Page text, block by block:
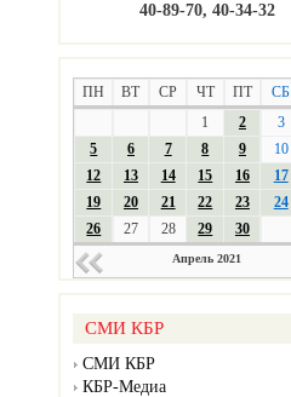
40-89-70, 40-34-32
ПН ВТ СР ЧТ ПТ СБ
1
2 3
5
6 7 8 9 10
12
13 14 15 16 17
19
20 21 22 23 24
26
27 28 29 30
Апрель 2021
СМИ КБР
СМИ КБР
КБР-Медиа